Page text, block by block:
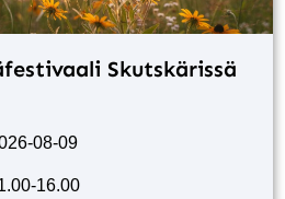
Skutskärissä
08-09
16.00